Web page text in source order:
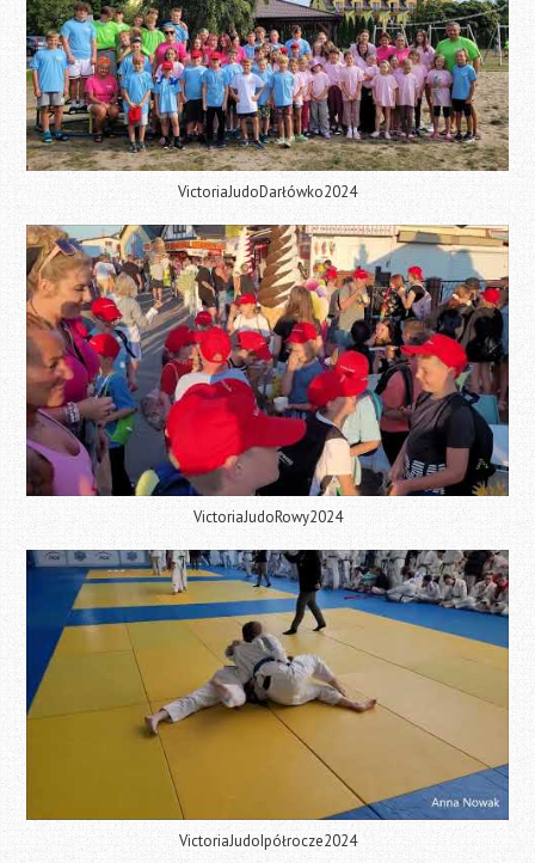
VictoriaJudoDarłówko2024
VictoriaJudoRowy2024
VictoriaJudoIpółrocze2024